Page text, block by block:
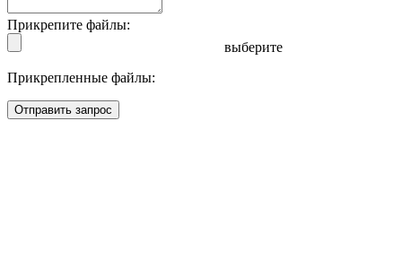
Прикрепите файлы:
выберите
Прикрепленные файлы:
Отправить запрос